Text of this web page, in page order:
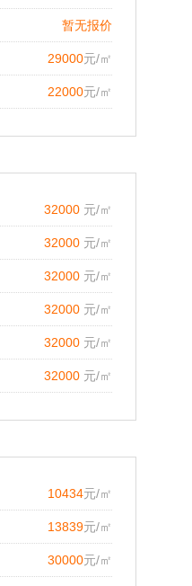
暂无报价
29000元/㎡
22000元/㎡
32000 元/㎡
32000 元/㎡
32000 元/㎡
32000 元/㎡
32000 元/㎡
32000 元/㎡
10434元/㎡
13839元/㎡
30000元/㎡